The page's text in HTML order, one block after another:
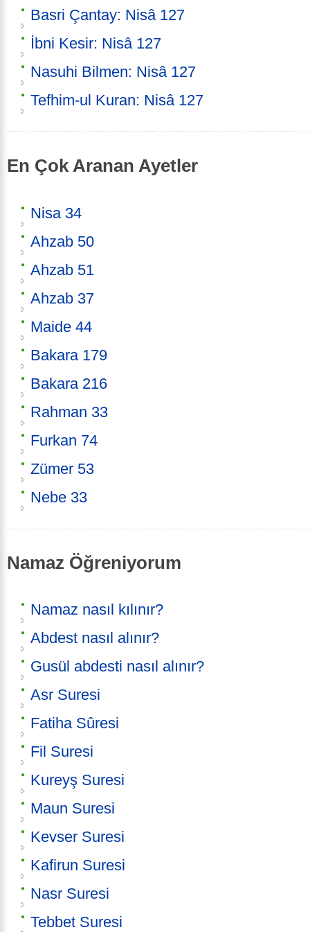
Basri Çantay: Nisâ 127
İbni Kesir: Nisâ 127
Nasuhi Bilmen: Nisâ 127
Tefhim-ul Kuran: Nisâ 127
En Çok Aranan Ayetler
Nisa 34
Ahzab 50
Ahzab 51
Ahzab 37
Maide 44
Bakara 179
Bakara 216
Rahman 33
Furkan 74
Zümer 53
Nebe 33
Namaz Öğreniyorum
Namaz nasıl kılınır?
Abdest nasıl alınır?
Gusül abdesti nasıl alınır?
Asr Suresi
Fatiha Sûresi
Fil Suresi
Kureyş Suresi
Maun Suresi
Kevser Suresi
Kafirun Suresi
Nasr Suresi
Tebbet Suresi